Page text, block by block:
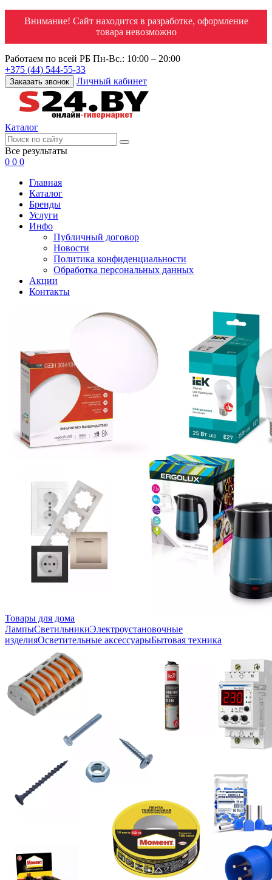
Внимание! Сайт находится в разработке, оформление
товара невозможно
Работаем по всей РБ Пн-Вс.: 10:00 – 20:00
+375 (44) 544-55-33
Заказать звонок Личный кабинет
Каталог
Все результаты
0 0 0
Главная
Каталог
Бренды
Услуги
Инфо
Публичный договор
Новости
Политика конфиденциальности
Обработка персональных данных
Акции
Контакты
Товары для дома
ЛампыСветильникиЭлектроустановочные
изделияОсветительные аксессуарыБытовая техника